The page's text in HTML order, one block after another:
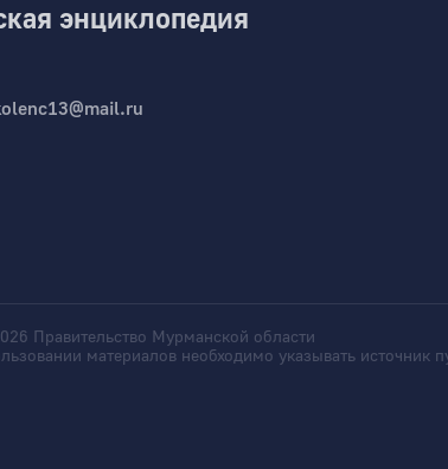
энциклопедия
Правительство Мурманской области
материалов необходимо указывать источник